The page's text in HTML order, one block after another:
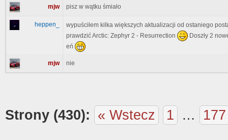
mjw pisz w wątku śmiało
heppen_
wypuściłem kilka większych aktualizacji od ostaniego
prawdzić Arctic: Zephyr 2 - Resurrection
Doszły 2
eń
mjw nie
Strony (430): « Wstecz 1 … 177